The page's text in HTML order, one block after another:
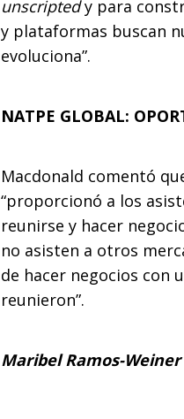
unscriptedy para
y plataformas buscan
evoluciona”.
NATPE GLOBAL:
Macdonald comentó
“proporcionó a los
reunirse y hacer
no asisten a otros
de hacer negocios con
reunieron”.
Maribel Ramos-Weiner